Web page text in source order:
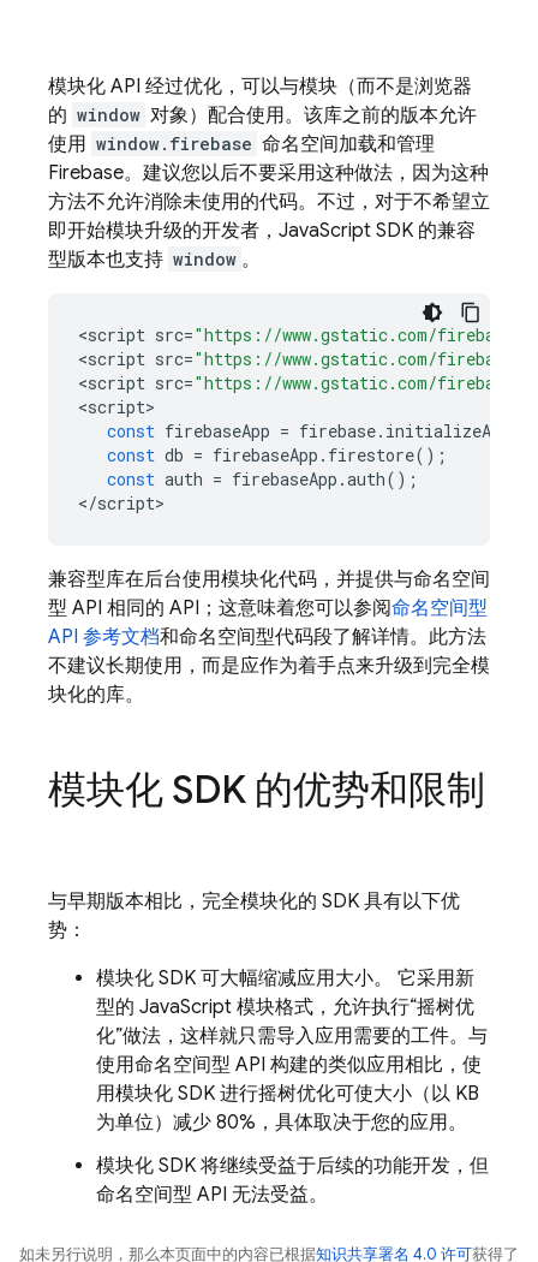
模块化 API 经过优化，可以与模块（而不是浏览器
的 window 对象）配合使用。该库之前的版本允许
使用 window.firebase 命名空间加载和管理
Firebase。建议您以后不要采用这种做法，因为这种
方法不允许消除未使用的代码。不过，对于不希望立
即开始模块升级的开发者，JavaScript SDK 的兼容
型版本也支持 window 。
<script src="https://www.gstatic.com/
<script src="https://www.gstatic.com/
<script src="https://www.gstatic.com/
<script
const firebaseApp = firebase. initializeApp
const db = firebaseApp . firestore();
const auth = firebaseApp .auth();
</script
兼容型库在后台使用模块化代码，并提供与命名空间
型 API 相同的 API；这意味着您可以参阅命名空间型
API 参考文档和命名空间型代码段了解详情。此方法
不建议长期使用，而是应作为着手点来升级到完全模
块化的库。
模块化 SDK 的优势和限制
与早期版本相比，完全模块化的 SDK 具有以下优
势：
模块化 SDK 可大幅缩减应用大小。 它采用新
型的 JavaScript 模块格式，允许执行“摇树优
化”做法，这样就只需导入应用需要的工件。与
使用命名空间型 API 构建的类似应用相比，使
用模块化 SDK 进行摇树优化可使大小（以 KB
为单位）减少 80%，具体取决于您的应用。
模块化 SDK 将继续受益于后续的功能开发，但
命名空间型 API 无法受益。
如未另行说明，那么本页面中的内容已根据知识共享署名 4.0 许可获得了